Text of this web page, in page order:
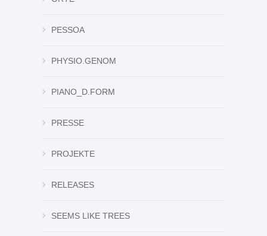
PESSOA
PHYSIO.GENOM
PIANO_D.FORM
PRESSE
PROJEKTE
RELEASES
SEEMS LIKE TREES